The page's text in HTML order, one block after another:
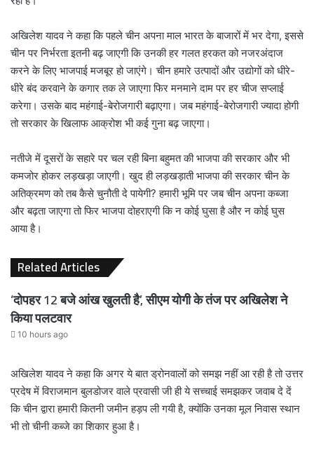
अखिलेश यादव ने कहा कि पहले चीन अपना माल भारत के बाजारों में भर देगा, इससे
चीन पर निर्भरता इतनी बढ़ जाएगी कि उनकी हर गलत हरकत को नजरअंदाज
करने के लिए भाजपाई मजबूर हो जाएंगे। चीन हमारे उत्पादों और उद्योगों को धीरे-
धीरे बंद करवाने के कगार तक ले जाएगा फिर मनमाने दाम पर हर चीज सप्लाई
करेगा। उसके बाद महंगाई-बेरोजगारी बढ़ाएगा। जब महंगाई-बेरोजगारी ज्यादा होगी
तो सरकार के खिलाफ आक्रोश भी कई गुना बढ़ जाएगा।
नतीजे में दूसरों के सहारे पर चल रही बिना बहुमत की भाजपा की सरकार और भी
कमजोर होकर लड़खड़ा जाएगी। खुद ही लड़खड़ाती भाजपा की सरकार चीन के
अतिक्रमण को तब कैसे चुनौती दे पायेगी? हमारी भूमि पर जब चीन अपना कब्जा
और बढ़ता जाएगा तो फिर भाजपा दोहराएगी कि न कोई घुसा है और न कोई घुस
आया है।
Related Articles
‘दोपहर 12 बजे आंख खुलती है’, सीएम योगी के तंज पर अखिलेश ने
किया पलटवार
10 hours ago
अखिलेश यादव ने कहा कि अगर ये बात ड्रोनवालों को समझ नहीं आ रही है तो उत्तर
प्रदेष में विराजमान बुलडोजर वाले प्रवासी जी ही ये सच्चाई समझकर जवाब दे दें
कि चीन द्वारा हमारी कितनी जमीन हड़प ली गयी है, क्योंकि उनका मूल निवास स्थान
भी तो चीनी कब्जे का शिकार हुआ है।